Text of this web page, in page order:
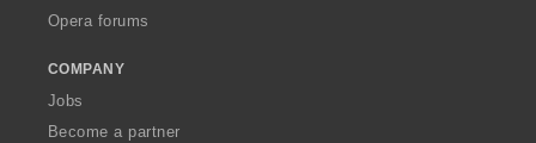
Opera forums
COMPANY
Jobs
Become a partner